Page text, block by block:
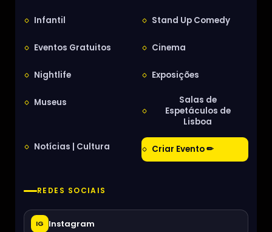
Infantil Stand Up Comedy
Eventos Gratuitos Cinema
Nightlife Exposições
Museus
Salas de
Espetáculos de
Lisboa
Notícias | Cultura Criar Evento ✏
REDES SOCIAIS
IG Instagram